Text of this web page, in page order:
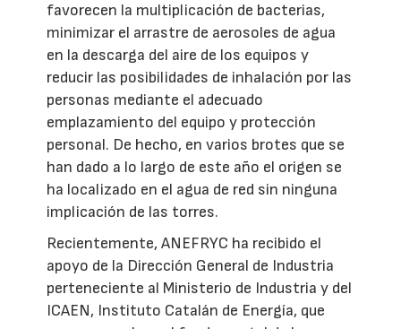
favorecen la multiplicación de bacterias,
minimizar el arrastre de aerosoles de agua
en la descarga del aire de los equipos y
reducir las posibilidades de inhalación por las
personas mediante el adecuado
emplazamiento del equipo y protección
personal. De hecho, en varios brotes que se
han dado a lo largo de este año el origen se
ha localizado en el agua de red sin ninguna
implicación de las torres.
Recientemente, ANEFRYC ha recibido el
apoyo de la Dirección General de Industria
perteneciente al Ministerio de Industria y del
ICAEN, Instituto Catalán de Energía, que